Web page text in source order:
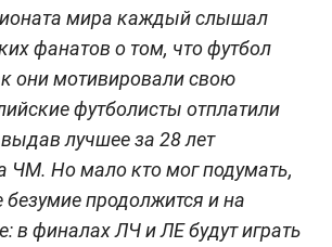
мира каждый слышал
фанатов о том, что футбол
они мотивировали свою
футболисты отплатили
лучшее за 28 лет
ЧМ. Но мало кто мог подумать,
безумие продолжится и на
в финалах ЛЧ и ЛЕ будут играть